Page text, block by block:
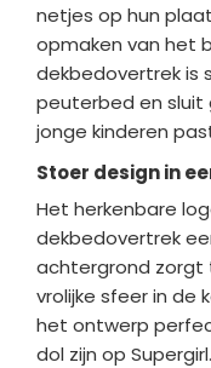
netjes op hun
opmaken van het
dekbedovertrek is
peuterbed en
jonge kinderen
Stoer design in
Het herkenbare
dekbedovertrek
achtergrond zorgt
vrolijke sfeer in de
het ontwerp
dol zijn op Supergirl.